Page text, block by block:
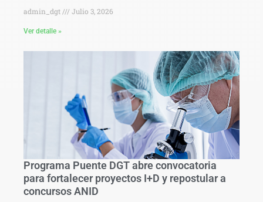
admin_dgt Julio 3, 2026
Ver detalle »
Programa Puente DGT abre convocatoria
para fortalecer proyectos I+D y repostular a
concursos ANID